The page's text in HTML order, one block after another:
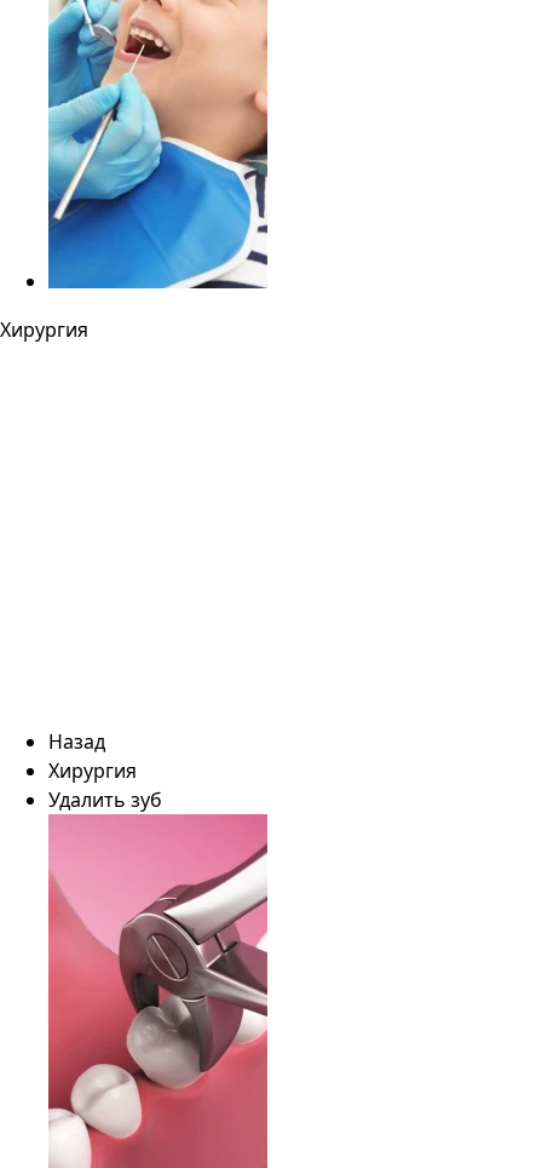
Хирургия
Назад
Хирургия
Удалить зуб